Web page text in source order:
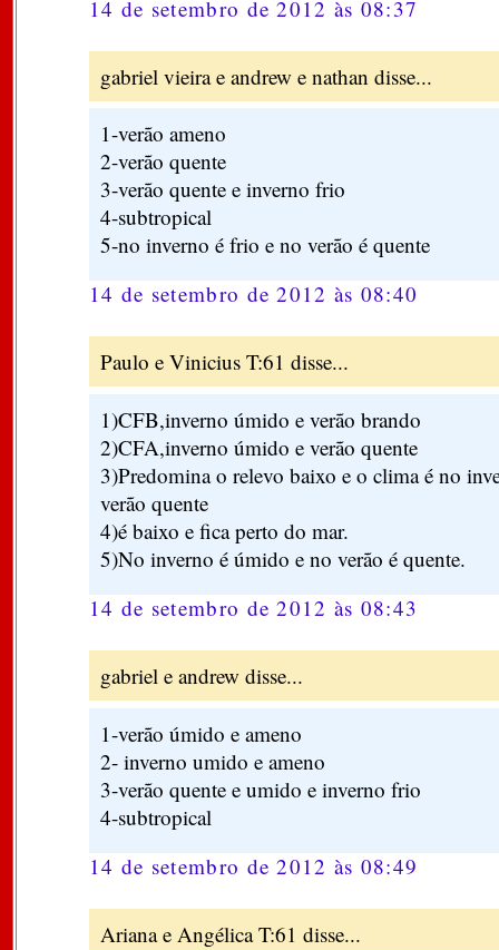
14 de setembro de 2012 às 08:37
gabriel vieira e andrew e nathan disse...
1-verão ameno
2-verão quente
3-verão quente e inverno frio
4-subtropical
5-no inverno é frio e no verão é quente
14 de setembro de 2012 às 08:40
Paulo e Vinicius T:61 disse...
1)CFB,inverno úmido e verão brando
2)CFA,inverno úmido e verão quente
3)Predomina o relevo baixo e o clima é no
verão quente
4)é baixo e fica perto do mar.
5)No inverno é úmido e no verão é quente.
14 de setembro de 2012 às 08:43
gabriel e andrew disse...
1-verão úmido e ameno
2- inverno umido e ameno
3-verão quente e umido e inverno frio
4-subtropical
14 de setembro de 2012 às 08:49
Ariana e Angélica T:61 disse...